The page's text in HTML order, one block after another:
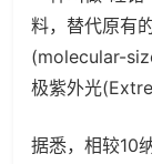
料，替代原有
(molecular-
极紫外光
据悉，相较10